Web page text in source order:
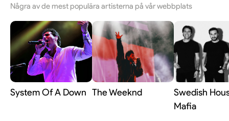
Några av de mest populära artisterna på vår webbplats
System Of A Down The Weeknd
Swedish
Mafia